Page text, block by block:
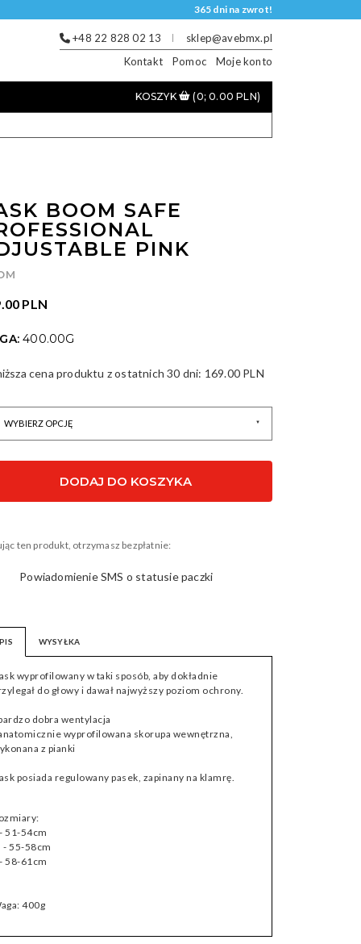
365 dni na zwrot!
+48 22 828 02 13
sklep@avebmx.pl
Kontakt
Pomoc Moje konto
KOSZYK (0; 0.00 PLN)
BOOM SAFE
PINK
PLN
400.00G
cena produktu z ostatnich 30 dni: 169.00 PLN
DODAJ DO KOSZYKA
ten produkt, otrzymasz bezpłatnie:
Powiadomienie SMS o statusie paczki
WYSYŁKA
wyprofilowany w taki sposób, aby dokładnie
do głowy i dawał najwyższy poziom ochrony.
dobra wentylacja
wyprofilowana skorupa wewnętrzna,
z pianki
posiada regulowany pasek, zapinany na klamrę.
51-54cm
- 55-58cm
58-61cm
400g